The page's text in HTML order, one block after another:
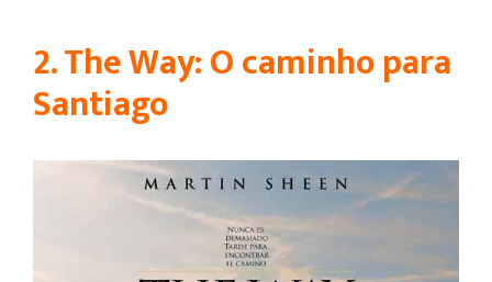
2. The Way: O caminho para
Santiago